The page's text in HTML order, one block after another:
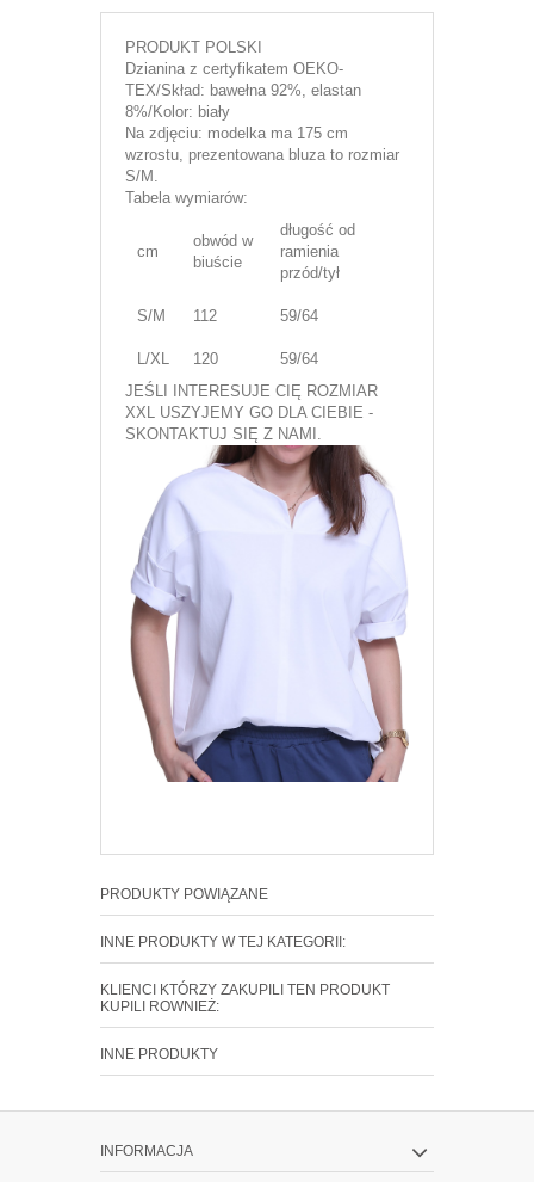
PRODUKT POLSKI
Dzianina z certyfikatem OEKO-
TEX/Skład: bawełna 92%, elastan
8%/Kolor: biały
Na zdjęciu: modelka ma 175 cm
wzrostu, prezentowana bluza to rozmiar
S/M.
Tabela wymiarów:
cm
obwód w
biuście
długość od
ramienia
przód/tył
S/M 112 59/64
L/XL 120
59/64
JEŚLI INTERESUJE CIĘ ROZMIAR
XXL USZYJEMY GO DLA CIEBIE -
SKONTAKTUJ SIĘ Z NAMI.
PRODUKTY POWIĄZANE
INNE PRODUKTY W TEJ KATEGORII:
KLIENCI KTÓRZY ZAKUPILI TEN PRODUKT
KUPILI ROWNIEŻ:
INNE PRODUKTY
INFORMACJA